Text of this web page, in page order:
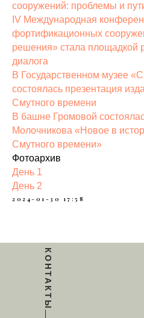
сооружений: проблемы и
IV Международная
фортификационных
решения» стала площадкой
диалога
В Государственном музее
состоялась презентация
Смутного времени
В башне Громовой
Молочникова «Новое в
Смутного времени»
Фотоархив
День 1
День 2
2024-01-30 17:58
КОНТАКТЫ